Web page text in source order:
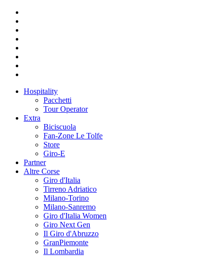
Hospitality
Pacchetti
Tour Operator
Extra
Biciscuola
Fan-Zone Le Tolfe
Store
Giro-E
Partner
Altre Corse
Giro d'Italia
Tirreno Adriatico
Milano-Torino
Milano-Sanremo
Giro d'Italia Women
Giro Next Gen
Il Giro d'Abruzzo
GranPiemonte
Il Lombardia